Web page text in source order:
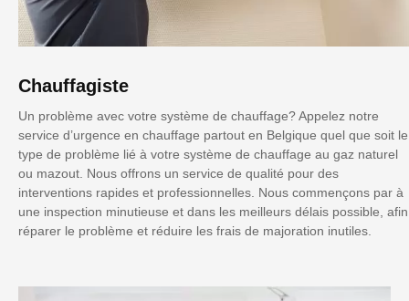
Chauffagiste
Un problème avec votre système de chauffage? Appelez notre
service d’urgence en chauffage partout en Belgique quel que soit le
type de problème lié à votre système de chauffage au gaz naturel
ou mazout. Nous offrons un service de qualité pour des
interventions rapides et professionnelles. Nous commençons par à
une inspection minutieuse et dans les meilleurs délais possible, afin
réparer le problème et réduire les frais de majoration inutiles.